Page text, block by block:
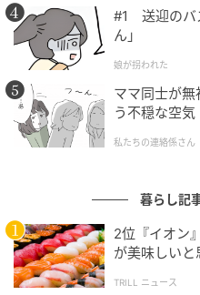
ミニオン マスコット“
#1 送迎のバ
ん」
娘が拐われた
ママ同士が
う不穏な空気
私たちの連絡係さん
暮らし記
2位『イオン
が美味しい
TRILL ニュース